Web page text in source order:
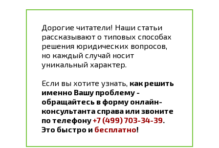
Дорогие читатели! Наши статьи
рассказывают о типовых способах
решения юридических вопросов,
но каждый случай носит
уникальный характер.
Если вы хотите узнать, как решить
именно Вашу проблему -
обращайтесь в форму онлайн-
консультанта справа или звоните
по телефону+7 (499) 703-34-39.
Это быстро и бесплатно!